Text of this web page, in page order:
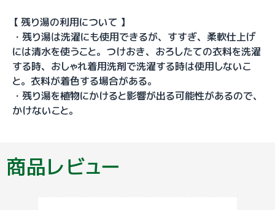
【 残り湯の利用について 】
・残り湯は洗濯にも使用できるが、すすぎ、柔軟仕上げ
には清水を使うこと。つけおき、おろしたての衣料を洗濯
する時、おしゃれ着用洗剤で洗濯する時は使用しないこ
と。衣料が着色する場合がある。
・残り湯を植物にかけると影響が出る可能性があるので、
かけないこと。
商品レビュー